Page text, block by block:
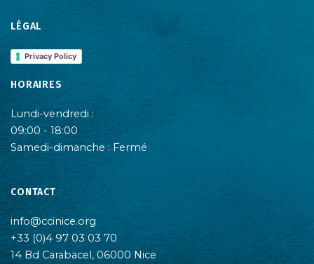
LÉGAL
Privacy Policy
HORAIRES
Lundi-vendredi :
09:00 - 18:00
Samedi-dimanche : Fermé
CONTACT
info@ccinice.org
+33 (0)4 97 03 03 70
14 Bd Carabacel, 06000 Nice